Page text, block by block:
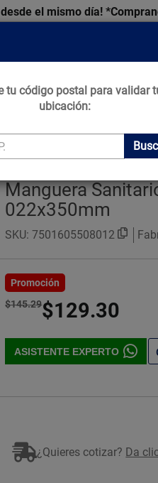
el mismo día!
Tips que Construyen
Manguera
022x350mm
SKU:7501605508012
Promoción
$145.29$129.30
ASISTENTE EXPERTO
¿Quieres cotizar? Da
tu código postal para validar
ubicación: